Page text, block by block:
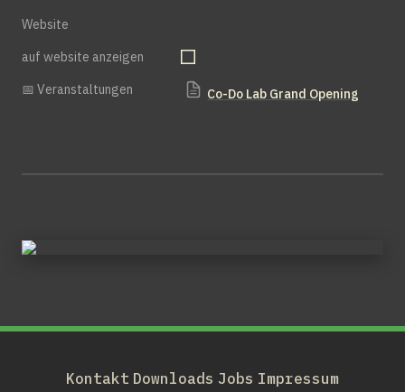
Website
auf website anzeigen
📅 Veranstaltungen
Co-Do Lab Grand Opening
Kontakt Downloads Jobs Impressum